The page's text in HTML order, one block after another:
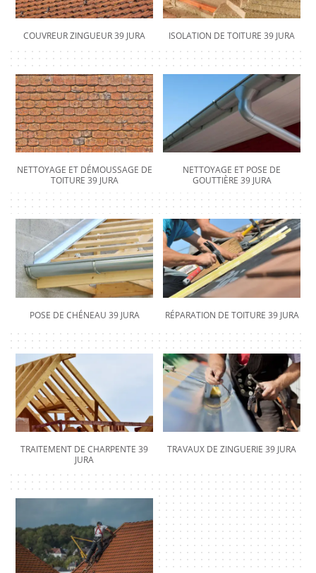
COUVREUR ZINGUEUR 39 JURA ISOLATION DE TOITURE 39 JURA
NETTOYAGE ET DÉMOUSSAGE DE
TOITURE 39 JURA
NETTOYAGE ET POSE DE
GOUTTIÈRE 39 JURA
POSE DE CHÉNEAU 39 JURA RÉPARATION DE TOITURE 39 JURA
TRAITEMENT DE CHARPENTE 39
JURA
TRAVAUX DE ZINGUERIE 39 JURA